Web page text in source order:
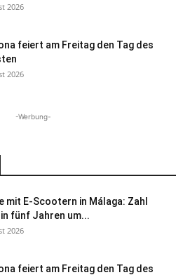
2026
feiert am Freitag den Tag des
2026
-Werbung-
mit E-Scootern in Málaga: Zahl
fünf Jahren um...
2026
feiert am Freitag den Tag des